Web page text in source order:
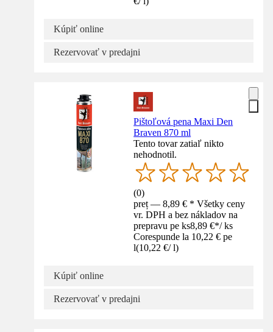
Kúpiť online
Rezervovať v predajni
Pištoľová pena Maxi Den
Braven 870 ml
Tento tovar zatiaľ nikto
nehodnotil.
(0)
preț — 8,89 € * Všetky ceny
vr. DPH a bez nákladov na
prepravu pe ks8,89 €*/ ks
Corespunde la 10,22 € pe
l(10,22 €/ l)
Kúpiť online
Rezervovať v predajni